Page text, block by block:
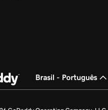
Brasil - Português